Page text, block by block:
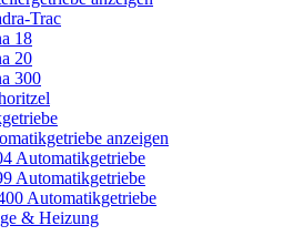
Trac
18
20
300
anzeigen
Automatikgetriebe
Automatikgetriebe
Automatikgetriebe
& Heizung